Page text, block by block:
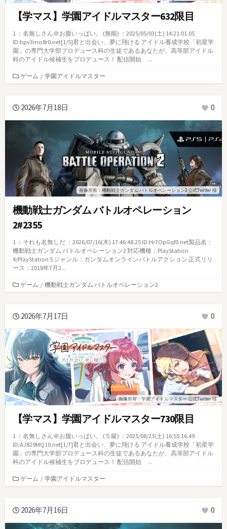
【学マス】学園アイドルマスター632限目
1 ：名無しさん＠お腹いっぱい。 (無能) ：2025/05/03(土) 14:21:01.05
ID:bpv3mo8r0.net[1/5]君と出会い、夢に翔ける アイドル養成学校「初星学
園」の専門大学部プロデュース科の生徒であるあなたが、高等部アイドル
科のアイドル候補生をプロデュース！ 配信開始 ...
カ
テ
リ
ゲーム / 学園アイドルマスター
2026年7月18日 0
画像所有：機動戦士ガンダム バトルオペレーション2 公式Twitter 様
機動戦士ガンダム バトルオペレーション
2#2355
1 ：それも名無しだ ：2026/07/16(木) 17:46:48.25 ID:Hr7OpGqf0.net製品名：
機動戦士ガンダム バトルオペレーション2 対応機種：PlayStation
4/PlayStation 5 ジャンル：ガンダムオンラインバトルアクション 正式リリ
ース：2018年7月2...
カ
テ
リ
ゲーム / 機動戦士ガンダム バトルオペレーション2
2026年7月17日 0
画像所有：学園アイドルマスター 公式Twitter 様
【学マス】学園アイドルマスター730限目
1 ：名無しさん＠お腹いっぱい。 (５級) ：2025/08/23(土) 16:55:16.49
ID:AJ829MQ10.net[1/7]君と出会い、夢に翔ける アイドル養成学校「初星学
園」の専門大学部プロデュース科の生徒であるあなたが、高等部アイドル
科のアイドル候補生をプロデュース！ 配信開始 ...
カ
テ
リ
ゲーム / 学園アイドルマスター
2026年7月16日 0